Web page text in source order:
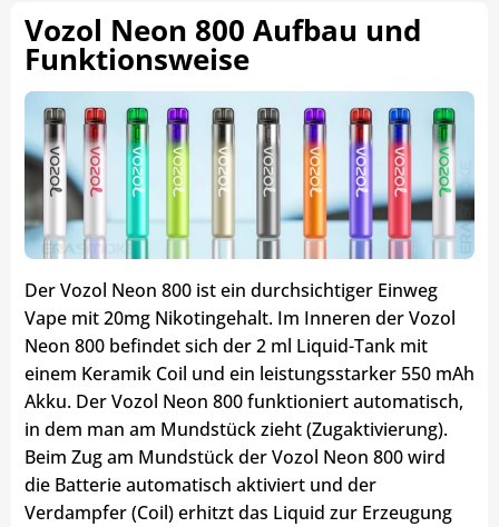
Vozol Neon 800 Aufbau und
Funktionsweise
Der Vozol Neon 800 ist ein durchsichtiger Einweg
Vape mit 20mg Nikotingehalt. Im Inneren der Vozol
Neon 800 befindet sich der 2 ml Liquid-Tank mit
einem Keramik Coil und ein leistungsstarker 550 mAh
Akku. Der Vozol Neon 800 funktioniert automatisch,
in dem man am Mundstück zieht (Zugaktivierung).
Beim Zug am Mundstück der Vozol Neon 800 wird
die Batterie automatisch aktiviert und der
Verdampfer (Coil) erhitzt das Liquid zur Erzeugung